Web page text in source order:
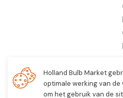
Holland Bulb Market
optimale werking van
om het gebruik van de